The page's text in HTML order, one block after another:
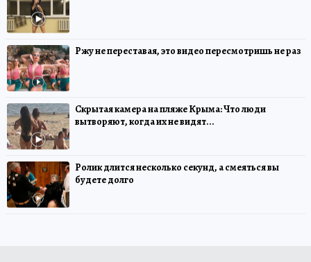
Ржу не переставая, это видео пересмотришь не раз
Скрытая камера на пляже Крыма: Что люди
вытворяют, когда их не видят...
Ролик длится несколько секунд, а смеяться вы
будете долго